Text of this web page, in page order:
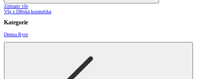
Zobrazit vše
Vše z Dětská kosmetika
Kategorie
Derma Ryor